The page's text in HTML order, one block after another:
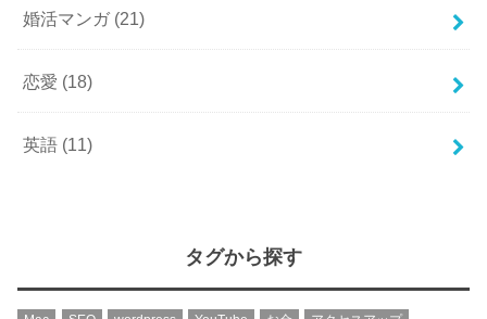
婚活マンガ (21)
恋愛 (18)
英語 (11)
タグから探す